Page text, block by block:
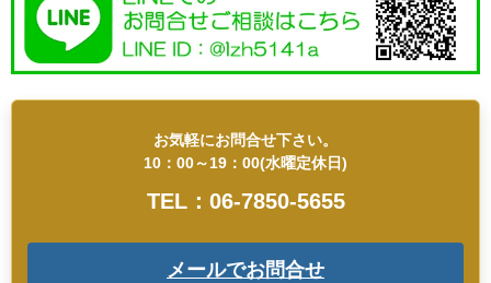
お気軽にお問合せ下さい。
10：00～19：00(水曜定休日)
TEL：06-7850-5655
メールでお問合せ